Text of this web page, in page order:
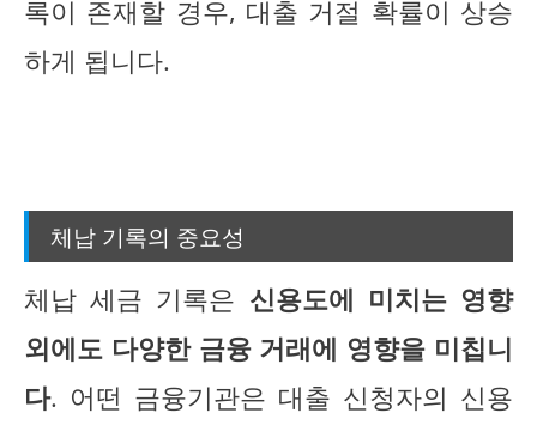
록이 존재할 경우, 대출 거절 확률이 상승
하게 됩니다.
체납 기록의 중요성
체납 세금 기록은 신용도에 미치는 영향
외에도 다양한 금융 거래에 영향을 미칩니
다. 어떤 금융기관은 대출 신청자의 신용